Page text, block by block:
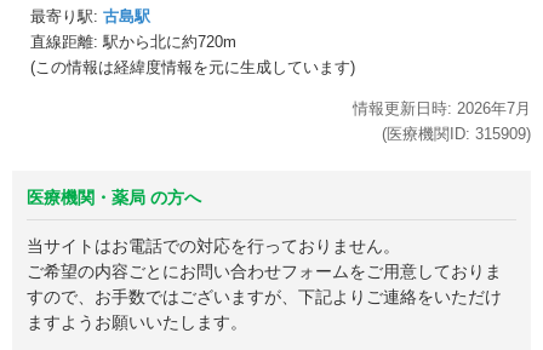
最寄り駅: 古島駅
直線距離: 駅から北に約720m
(この情報は経緯度情報を元に生成しています)
情報更新日時: 2026年7月
(医療機関ID: 315909)
医療機関・薬局 の方へ
当サイトはお電話での対応を行っておりません。
ご希望の内容ごとにお問い合わせフォームをご用意しておりま
すので、お手数ではございますが、下記よりご連絡をいただけ
ますようお願いいたします。